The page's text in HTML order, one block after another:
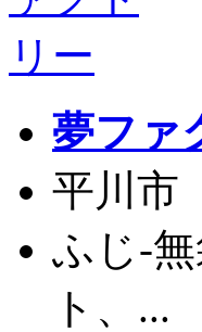
夢ファ
平川市
ふじ-
ト、...